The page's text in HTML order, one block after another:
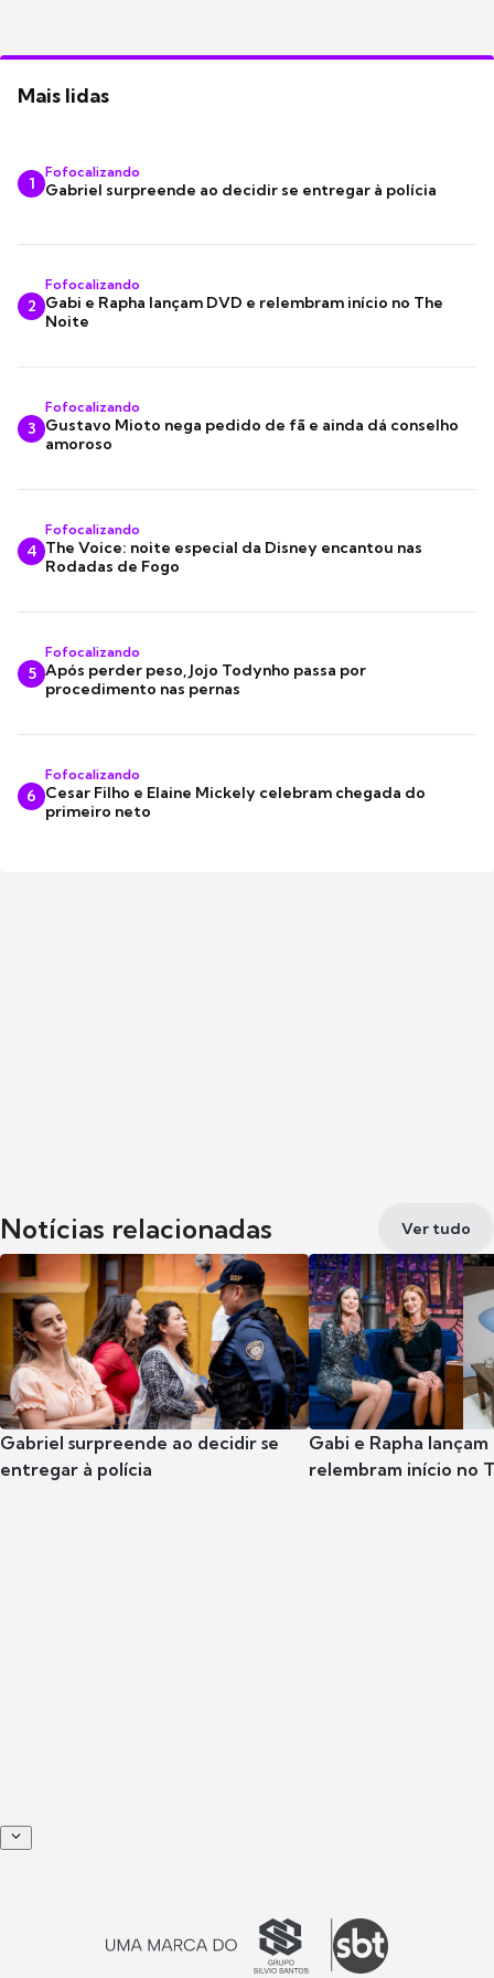
Mais lidas
1
Fofocalizando
Gabriel surpreende ao decidir se entregar à polícia
2
Fofocalizando
Gabi e Rapha lançam DVD e relembram início no The
Noite
3
Fofocalizando
Gustavo Mioto nega pedido de fã e ainda dá conselho
amoroso
4
Fofocalizando
The Voice: noite especial da Disney encantou nas
Rodadas de Fogo
5
Fofocalizando
Após perder peso, Jojo Todynho passa por
procedimento nas pernas
6
Fofocalizando
Cesar Filho e Elaine Mickely celebram chegada do
primeiro neto
Notícias relacionadas Ver tudo
Gabriel surpreende ao decidir se
entregar à polícia
Gabi e Rapha
relembram início no